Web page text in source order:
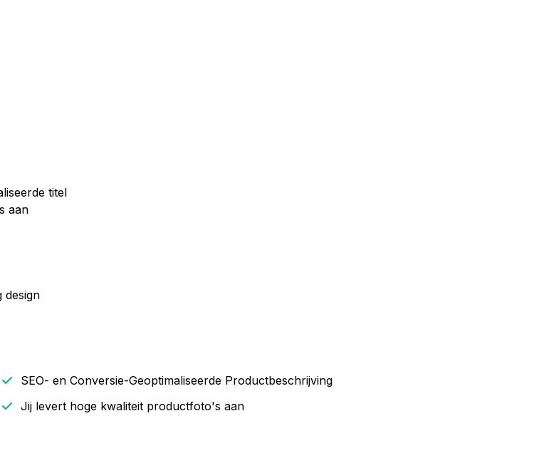
titel
aan
design
SEO- en Conversie-Geoptimaliseerde Productbeschrijving
Jij levert hoge kwaliteit productfoto's aan